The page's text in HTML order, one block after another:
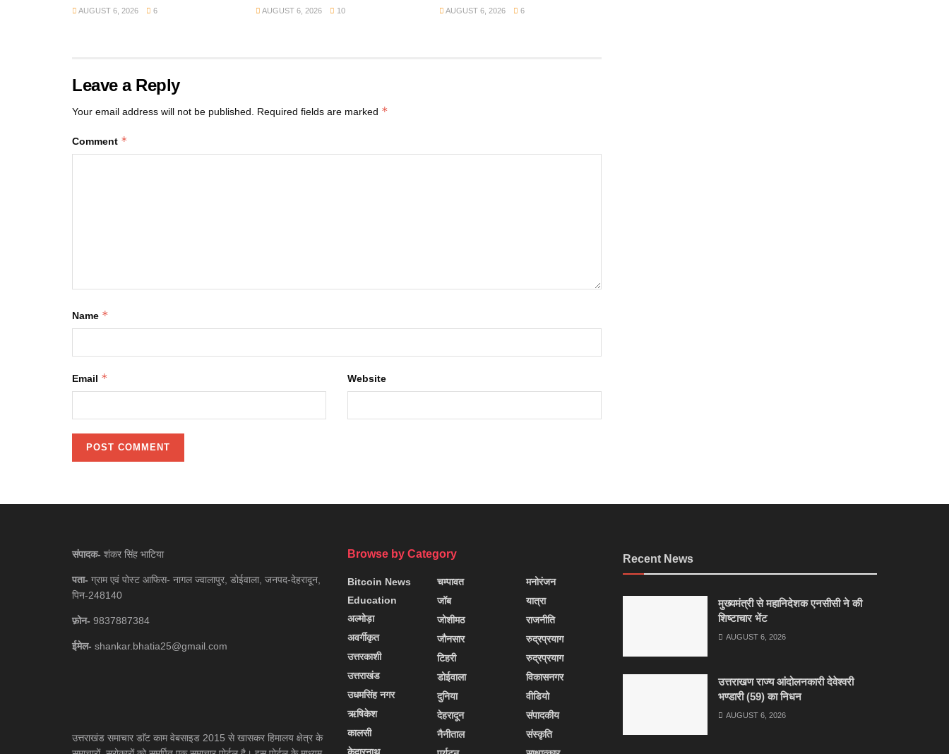
AUGUST 6, 2026 6 AUGUST 6, 2026 10 AUGUST 6, 2026 6
Leave a Reply
Your email address will not be published. Required fields are marked *
Comment *
Name *
Email * Website
संपादक- शंकर सिंह भाटिया
पता- ग्राम एवं पोस्ट आफिस- नागल ज्वालापुर, डोईवाला, जनपद-देहरादून,
पिन-248140
फ़ोन- 9837887384
ईमेल- shankar.bhatia25@gmail.com
उत्तराखंड समाचार डाॅट काम वेबसाइड 2015 से खासकर हिमालय क्षेत्र के
Browse by Category
Bitcoin News
Education
अल्मोड़ा
अवर्गीकृत
उत्तरकाशी
उत्तराखंड
उधमसिंह नगर
ऋषिकेश
कालसी
चम्पावत
जॉब
जोशीमठ
जौनसार
टिहरी
डोईवाला
दुनिया
देहरादून
नैनीताल
मनोरंजन
यात्रा
राजनीति
रुद्रप्रयाग
रुद्रप्रयाग
विकासनगर
वीडियो
संपादकीय
संस्कृति
Recent News
मुख्यमंत्री से महानिदेशक एनसीसी ने की
शिष्टाचार भेंट
AUGUST 6, 2026
उत्तराखण राज्य आंदोलनकारी देवेश्वरी
भण्डारी (59) का निधन
AUGUST 6, 2026